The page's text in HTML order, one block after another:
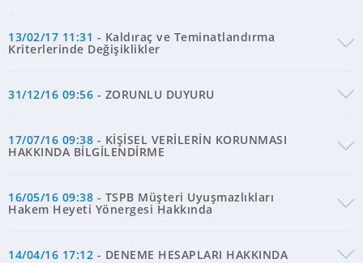
13/02/17 11:31 - Kaldıraç ve Teminatlandırma
Kriterlerinde Değişiklikler
31/12/16 09:56 - ZORUNLU DUYURU
17/07/16 09:38 - KİŞİSEL VERİLERİN KORUNMASI
HAKKINDA BİLGİLENDİRME
16/05/16 09:38 - TSPB Müşteri Uyuşmazlıkları
Hakem Heyeti Yönergesi Hakkında
14/04/16 17:12 - DENEME HESAPLARI HAKKINDA